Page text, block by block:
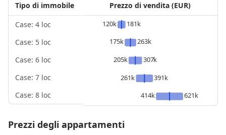
Tipo di immobile
Case: 4 loc
Case: 5 loc
Case: 6 loc
Case: 7 loc
Case: 8 loc
Prezzo di vendita (EUR)
120k
181k
175k
263k
205k
307k
261k
391k
414k
621k
Prezzi degli appartamenti